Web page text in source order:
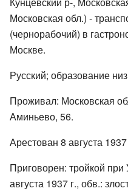
Московская обл.) -
(чернорабочий) в
Москве.
Русский; образование
Проживал: Московская
Аминьево, 56.
Арестован 8 августа 1937
Приговорен: тройкой
августа 1937 г., обв.: